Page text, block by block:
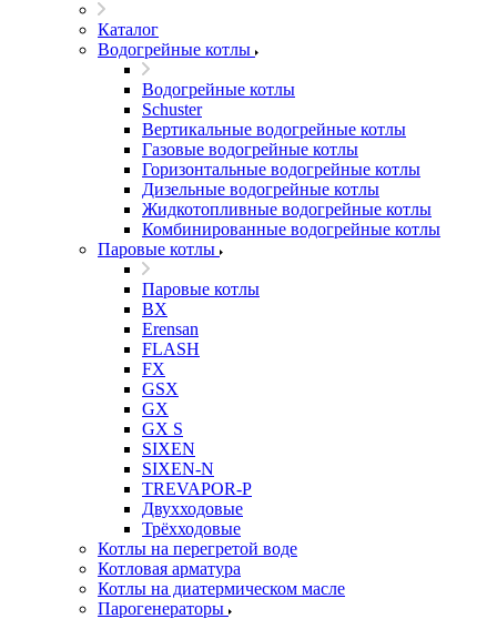
Каталог
Водогрейные котлы
Водогрейные котлы
Schuster
Вертикальные водогрейные котлы
Газовые водогрейные котлы
Горизонтальные водогрейные котлы
Дизельные водогрейные котлы
Жидкотопливные водогрейные котлы
Комбинированные водогрейные котлы
Паровые котлы
Паровые котлы
BX
Erensan
FLASH
FX
GSX
GX
GX S
SIXEN
SIXEN-N
TREVAPOR-P
Двухходовые
Трёхходовые
Котлы на перегретой воде
Котловая арматура
Котлы на диатермическом масле
Парогенераторы